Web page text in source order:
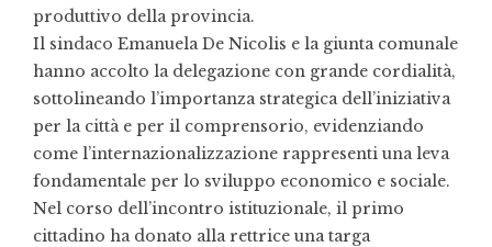
produttivo della provincia.
Il sindaco Emanuela De Nicolis e la giunta comunale
hanno accolto la delegazione con grande cordialità,
sottolineando l’importanza strategica dell’iniziativa
per la città e per il comprensorio, evidenziando
come l’internazionalizzazione rappresenti una leva
fondamentale per lo sviluppo economico e sociale.
Nel corso dell’incontro istituzionale, il primo
cittadino ha donato alla rettrice una targa